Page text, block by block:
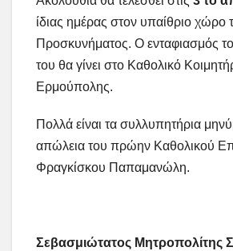
ίδιας ημέρας στον υπαίθριο χώρο
Προσκυνήματος. Ο ενταφιασμός
του θα γίνει στο Καθολικό
Ερμούπολης.
Πολλά είναι τα συλλυπητήρια
απώλεια του πρώην Καθολικoύ
Φραγκίσκου Παπαμανώλη.
Σεβασμιώτατος Μητροπολίτης